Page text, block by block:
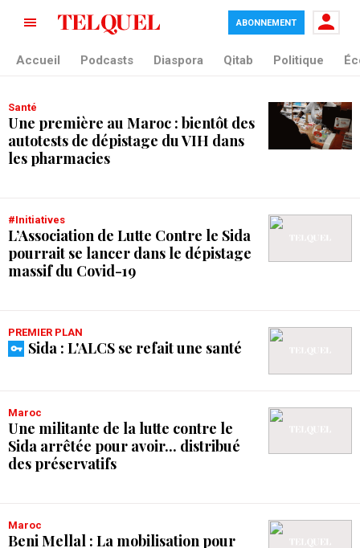
tag blade
ABONNEMENT
Accueil Podcasts Diaspora Qitab Politique
Santé
Une première au Maroc : bientôt des
autotests de dépistage du VIH dans
les pharmacies
#initiatives
L’Association de Lutte Contre le Sida
pourrait se lancer dans le dépistage
massif du Covid-19
PREMIER PLAN
Sida : L'ALCS se refait une santé
Maroc
Une militante de la lutte contre le
Sida arrêtée pour avoir... distribué
des préservatifs
Maroc
Beni Mellal : La mobilisation pour